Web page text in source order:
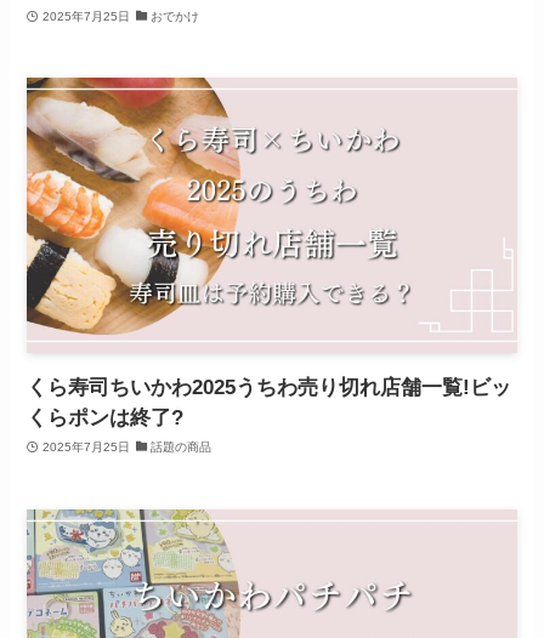
2025年7月25日 おでかけ
くら寿司ちいかわ2025うちわ売り切れ店舗一覧!ビッ
くらポンは終了?
2025年7月25日 話題の商品